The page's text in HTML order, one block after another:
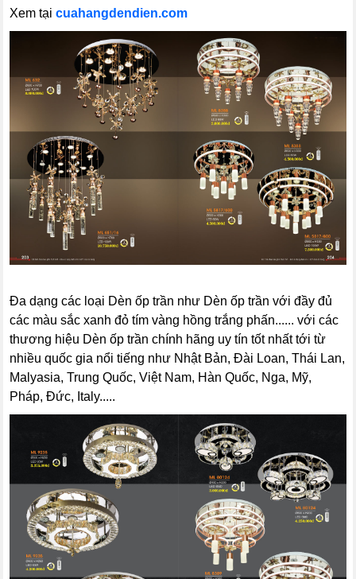
Xem tạicuahangdendien.com
Đa dạng các loại Dèn ốp trần như Dèn ốp trần với đầy đủ
các màu sắc xanh đỏ tím vàng hồng trắng phấn...... với các
thương hiệu Dèn ốp trần chính hãng uy tín tốt nhất tới từ
nhiều quốc gia nổi tiếng như Nhật Bản, Đài Loan, Thái Lan,
Malyasia, Trung Quốc, Việt Nam, Hàn Quốc, Nga, Mỹ,
Pháp, Đức, Italy.....